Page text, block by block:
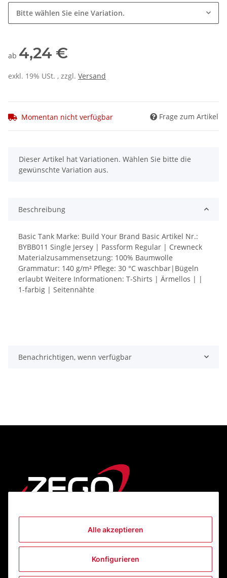
Alle akzeptieren
Konfigurieren
Bitte wählen Sie eine Variation.
ab 4,24 €
exkl. 19% USt. , zzgl. Versand
Momentan nicht verfügbar Frage zum Artikel
x
Dieser Artikel hat Variationen. Wählen Sie bitte die
gewünschte Variation aus.
Beschreibung
Basic Tank Marke: Build Your Brand Basic Artikel Nr.:
BYBB011 Single Jersey | Passform Regular | Crewneck
Materialzusammensetzung: 100% Baumwolle
Grammatur: 140 g/m² Pflege: 30 °C waschbar|Bügeln
erlaubt Weitere Informationen: T-Shirts | Ärmellos | |
1-farbig | Seitennähte
Benachrichtigen, wenn verfügbar
Informationen